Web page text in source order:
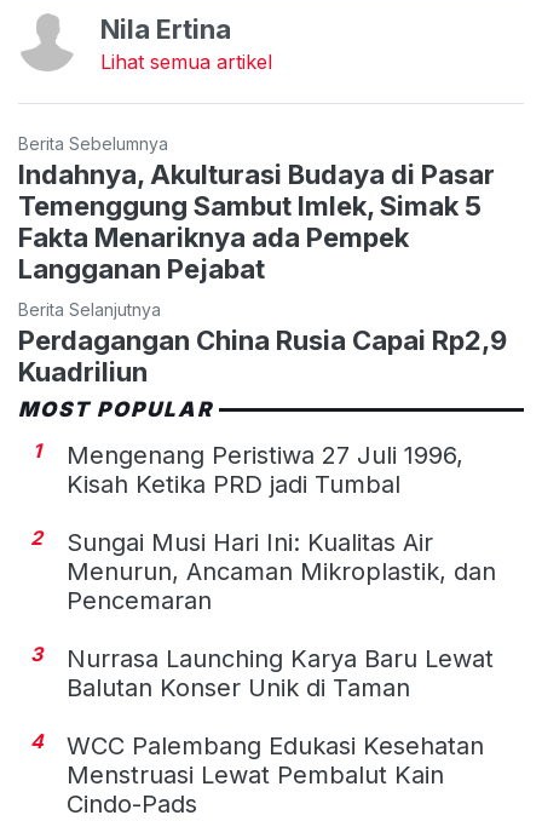
Nila Ertina
Lihat semua artikel
Berita Sebelumnya
Indahnya, Akulturasi Budaya di Pasar
Temenggung Sambut Imlek, Simak 5
Fakta Menariknya ada Pempek
Langganan Pejabat
Berita Selanjutnya
Perdagangan China Rusia Capai Rp2,9
Kuadriliun
MOST POPULAR
1
Mengenang Peristiwa 27 Juli 1996,
Kisah Ketika PRD jadi Tumbal
2
Sungai Musi Hari Ini: Kualitas Air
Menurun, Ancaman Mikroplastik, dan
Pencemaran
3
Nurrasa Launching Karya Baru Lewat
Balutan Konser Unik di Taman
4
WCC Palembang Edukasi Kesehatan
Menstruasi Lewat Pembalut Kain
Cindo-Pads